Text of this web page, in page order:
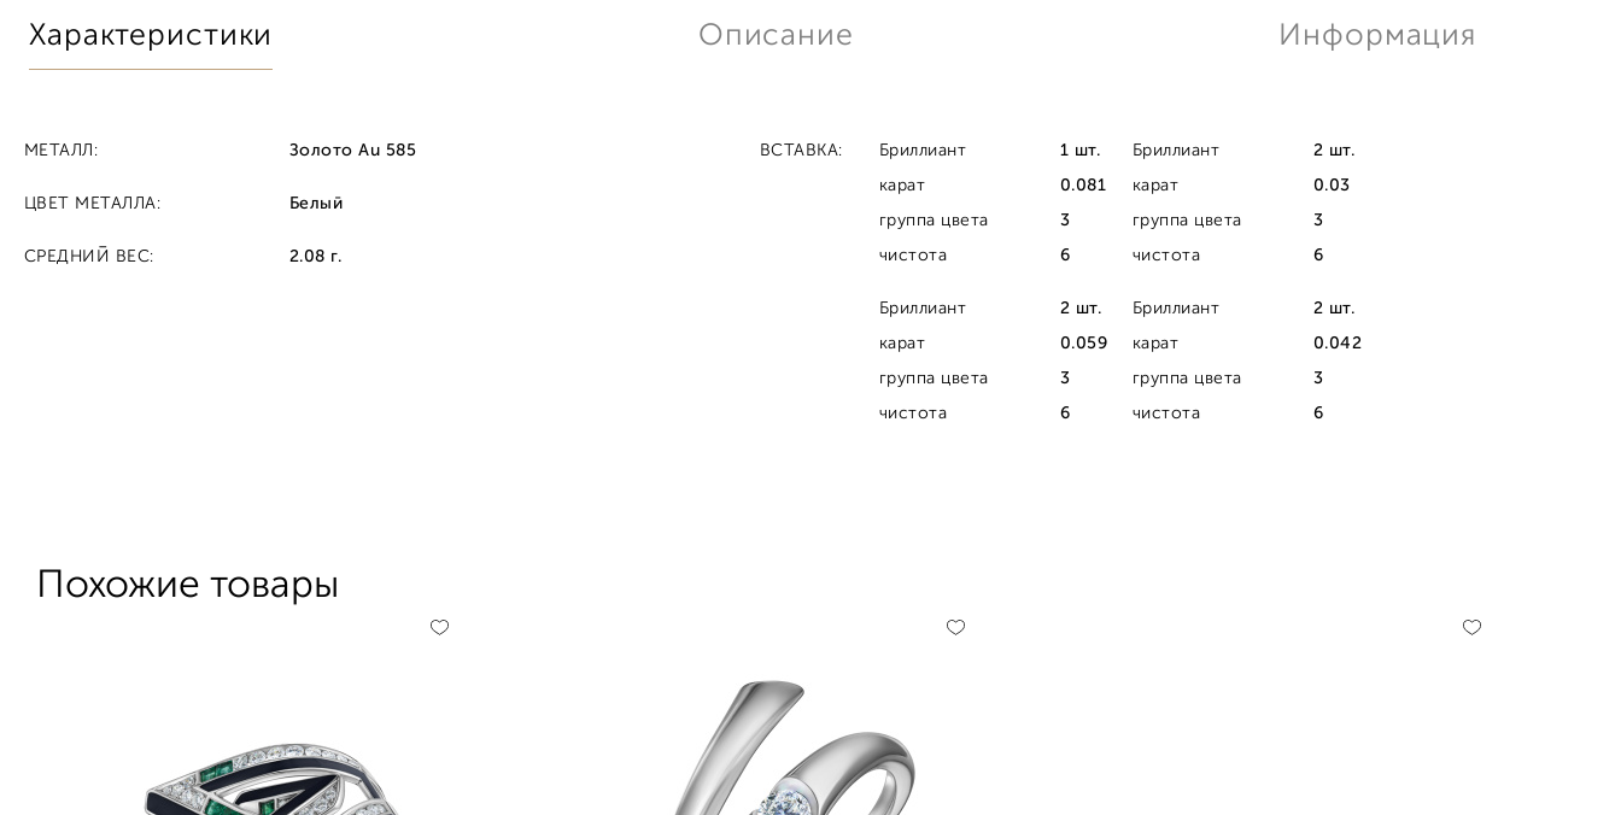
Характеристики Описание Информация
МЕТАЛЛ: Золото Au 585
ЦВЕТ МЕТАЛЛА: Белый
СРЕДНИЙ ВЕС: 2.08 г.
ВСТАВКА: Бриллиант
1 шт.
карат
0.081
группа цвета
3
чистота
6
Бриллиант
2 шт.
карат
0.059
группа цвета
3
чистота
6
Бриллиант
2 шт.
карат
0.03
группа цвета
3
чистота
6
Бриллиант
2 шт.
карат
0.042
группа цвета
3
чистота
6
Похожие товары